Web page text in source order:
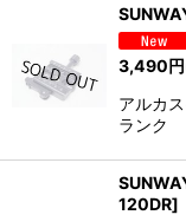
3,490円
アルカ
ランク
120DR]